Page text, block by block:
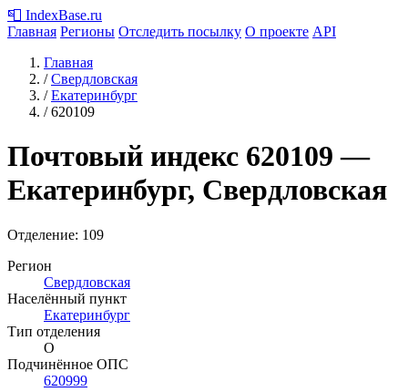
📮 IndexBase.ru
Главная Регионы Отследить посылку О проекте API
Главная
/ Свердловская
/ Екатеринбург
/ 620109
Почтовый индекс 620109 —
Екатеринбург, Свердловская
Отделение: 109
Регион
Свердловская
Населённый пункт
Екатеринбург
Тип отделения
О
Подчинённое ОПС
620999